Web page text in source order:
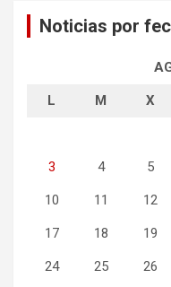
Noticias por
L M X
3 4 5
10 11 12
17 18 19
24 25 26